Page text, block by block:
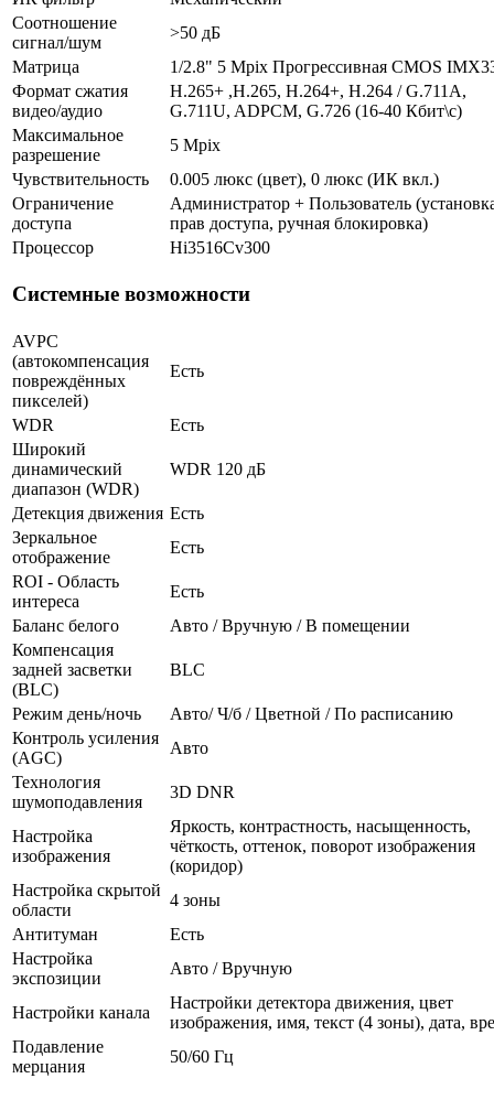
Соотношение
сигнал/шум
>50 дБ
Матрица
1/2.8" 5 Mpix Прогрессивная CMOS
Формат сжатия
видео/аудио
H.265+ ,H.265, H.264+, H.264 / G.711A,
G.711U, ADPCM, G.726 (16-40 Кбит\с)
Максимальное
разрешение
5 Mpix
Чувствительность
0.005 люкс (цвет), 0 люкс (ИК вкл.)
Ограничение
доступа
Администратор + Пользователь
прав доступа, ручная блокировка)
Процессор
Hi3516Cv300
Системные возможности
AVPC
(автокомпенсация
повреждённых
пикселей)
Есть
WDR
Есть
Широкий
динамический
диапазон (WDR)
WDR 120 дБ
Детекция движения Есть
Зеркальное
отображение
Есть
ROI - Область
интереса
Есть
Баланс белого
Авто / Вручную / В помещении
Компенсация
задней засветки
(BLC)
BLC
Режим день/ночь
Авто/ Ч/б / Цветной / По расписанию
Контроль усиления
(AGC)
Авто
Технология
шумоподавления
3D DNR
Настройка
изображения
Яркость, контрастность, насыщенность,
чёткость, оттенок, поворот изображения
(коридор)
Настройка скрытой
области
4 зоны
Антитуман
Есть
Настройка
экспозиции
Авто / Вручную
Настройки канала
Настройки детектора движения, цвет
изображения, имя, текст (4 зоны), дата,
Подавление
мерцания
50/60 Гц